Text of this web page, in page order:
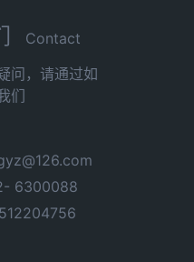
Contact
问，请通过如
们
6300088